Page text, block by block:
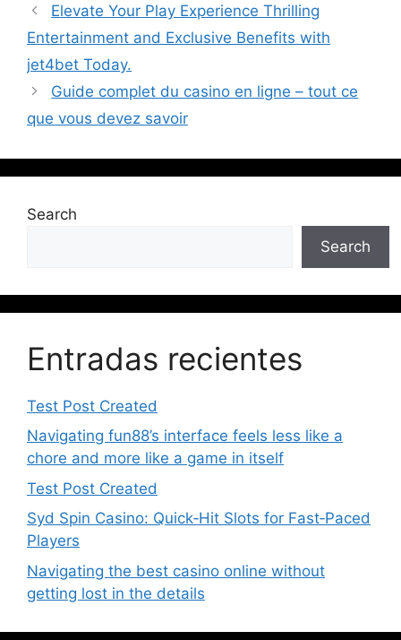
Elevate Your Play Experience Thrilling
Entertainment and Exclusive Benefits with
jet4bet Today.
Guide complet du casino en ligne – tout ce
que vous devez savoir
Search
Search
Entradas recientes
Test Post Created
Navigating fun88’s interface feels less like a
chore and more like a game in itself
Test Post Created
Syd Spin Casino: Quick‑Hit Slots for Fast‑Paced
Players
Navigating the best casino online without
getting lost in the details